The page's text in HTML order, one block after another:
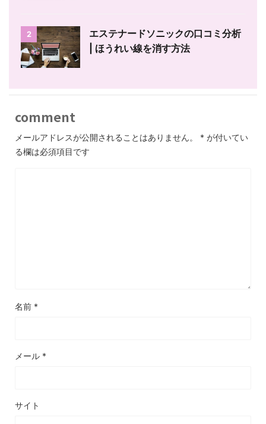
2
エステナードソニックの口コミ分析
| ほうれい線を消す方法
comment
メールアドレスが公開されることはありません。 * が付いてい
る欄は必須項目です
名前 *
メール *
サイト